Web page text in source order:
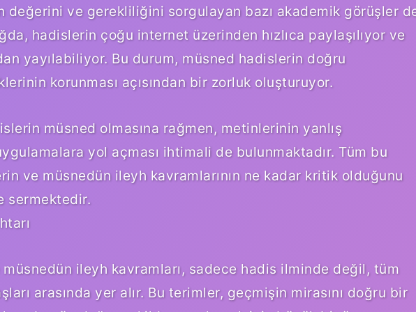
değerini ve gerekliliğini sorgulayan bazı akademik görüşler
hadislerin çoğu internet üzerinden hızlıca paylaşılıyor ve
yayılabiliyor. Bu durum, müsned hadislerin doğru
korunması açısından bir zorluk oluşturuyor.
müsned olmasına rağmen, metinlerinin yanlış
yol açması ihtimali de bulunmaktadır. Tüm bu
ve müsnedün ileyh kavramlarının ne kadar kritik olduğunu
sermektedir.
ileyh kavramları, sadece hadis ilminde değil, tüm
arasında yer alır. Bu terimler, geçmişin mirasını doğru bir